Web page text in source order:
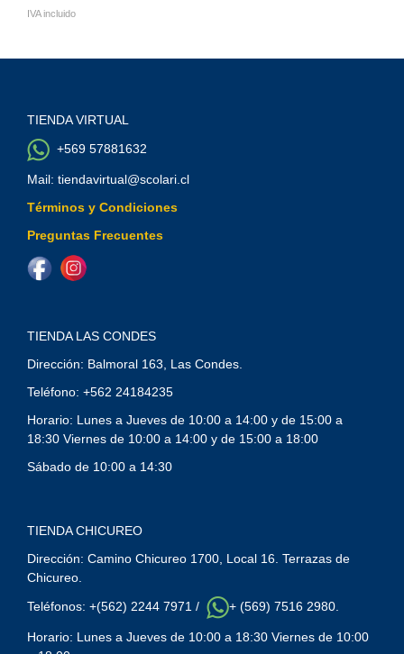
IVA incluido
TIENDA VIRTUAL
+569 57881632
Mail: tiendavirtual@scolari.cl
Términos y Condiciones
Preguntas Frecuentes
TIENDA LAS CONDES
Dirección: Balmoral 163, Las Condes.
Teléfono: +562 24184235
Horario: Lunes a Jueves de 10:00 a 14:00 y de 15:00 a
18:30 Viernes de 10:00 a 14:00 y de 15:00 a 18:00
Sábado de 10:00 a 14:30
TIENDA CHICUREO
Dirección: Camino Chicureo 1700, Local 16. Terrazas de
Chicureo.
Teléfonos: +(562) 2244 7971 / + (569) 7516 2980.
Horario: Lunes a Jueves de 10:00 a 18:30 Viernes de 10:00